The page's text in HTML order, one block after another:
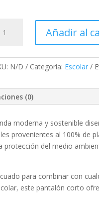
Añadir al
N/D Categoría: Escolar
(0)
moderna y sostenible
provenientes al 100% de
del medio
para combinar con
este pantalón corto